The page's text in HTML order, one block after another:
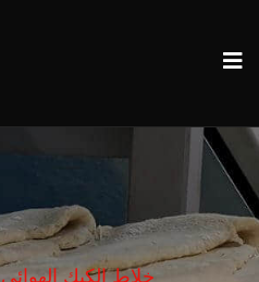
خلاط الكيك الهوائي